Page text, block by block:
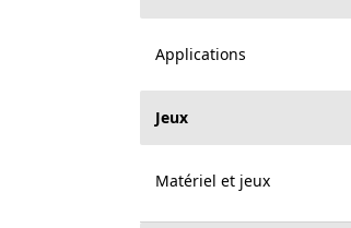
Applications
Jeux
Matériel et jeux